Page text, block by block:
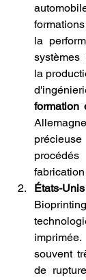
la
systèmes
la
formation
États-
souvent
de